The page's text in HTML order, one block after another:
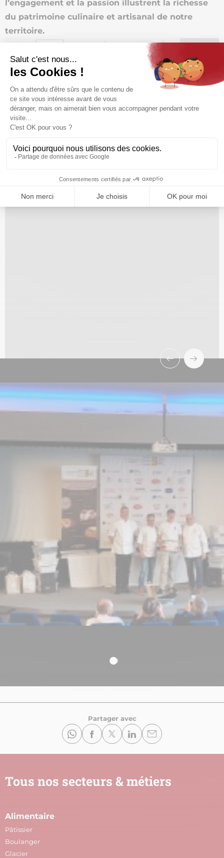
l’engagement et la passion illustrent la richesse
du patrimoine culinaire et artisanal de notre
territoire.
Partager avec
Tous nos secteurs & métiers
Alimentaire
Pâtissier
Boulanger
Glacier